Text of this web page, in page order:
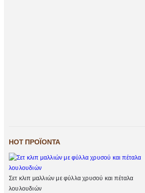
HOT ΠΡΟΪΌΝΤΑ
Σετ κλιπ μαλλιών με φύλλα χρυσού και πέταλα
λουλουδιών